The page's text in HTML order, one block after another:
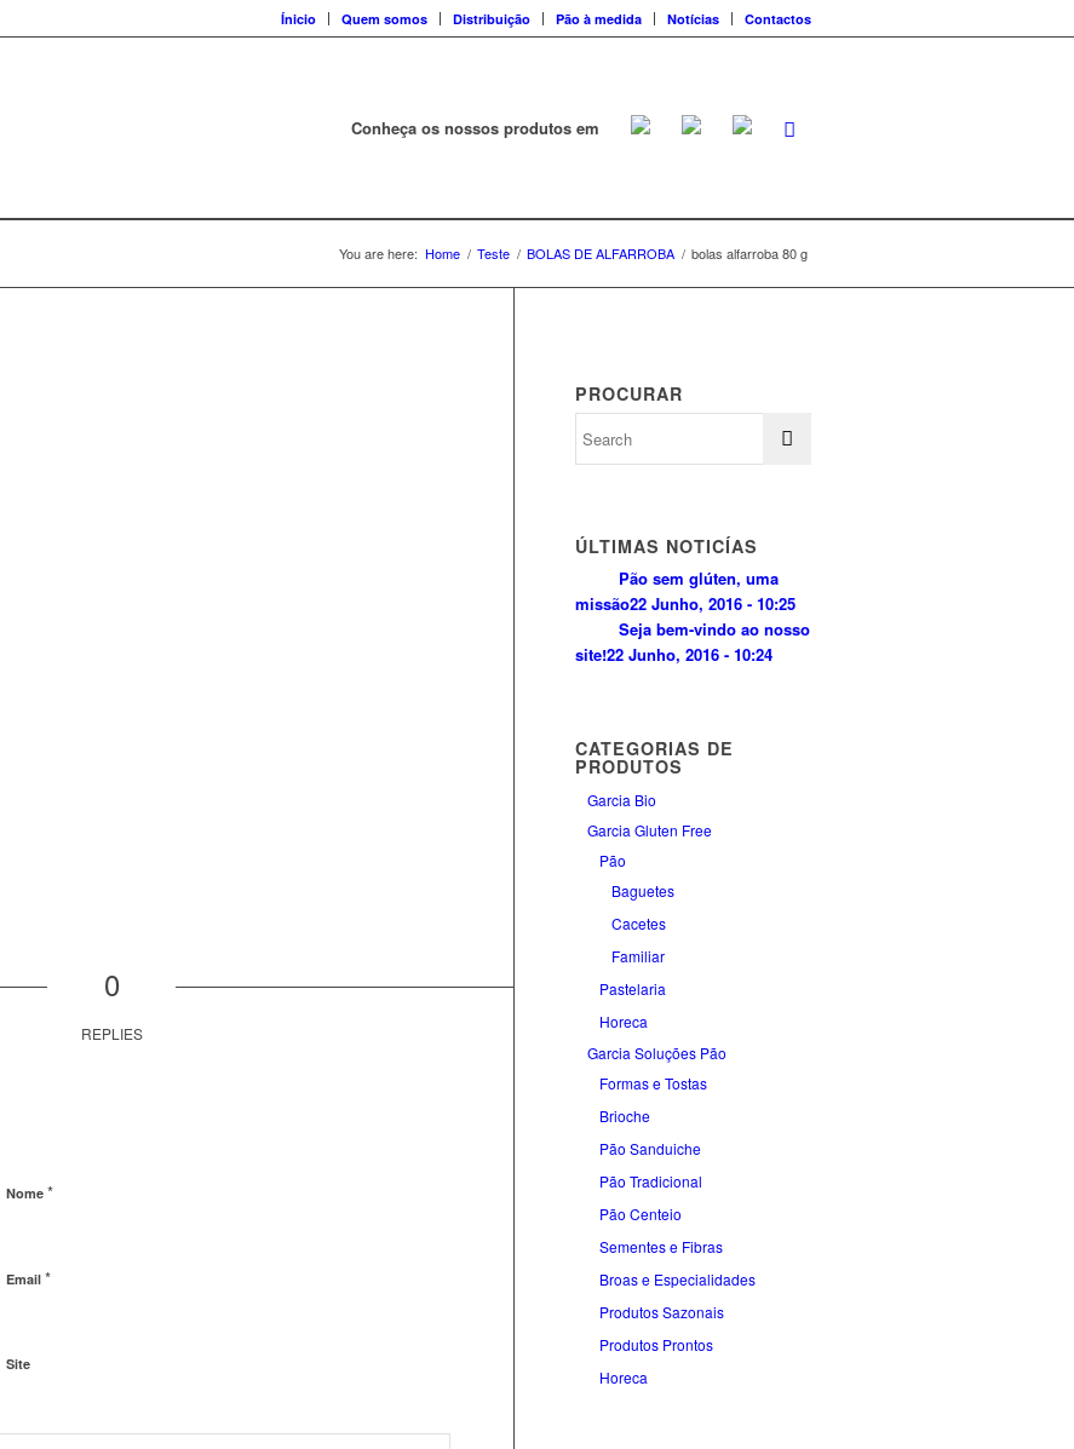
Ínicio Quem somos Distribuição Pão à medida Notícias Contactos
Conheça os nossos produtos em
You are here: Home / Teste / BOLAS DE ALFARROBA / bolas alfarroba 80 g
0
REPLIES
Nome *
Email *
Site
PROCURAR
ÚLTIMAS NOTICÍAS
Pão sem glúten, uma
missão22 Junho, 2016 - 10:25
Seja bem-vindo ao nosso
site!22 Junho, 2016 - 10:24
CATEGORIAS DE
PRODUTOS
Garcia Bio
Garcia Gluten Free
Pão
Baguetes
Cacetes
Familiar
Pastelaria
Horeca
Garcia Soluções Pão
Formas e Tostas
Brioche
Pão Sanduiche
Pão Tradicional
Pão Centeio
Sementes e Fibras
Broas e Especialidades
Produtos Sazonais
Produtos Prontos
Horeca